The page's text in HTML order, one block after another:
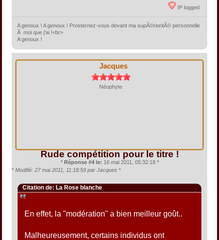
IP logged
A genoux ! A genoux ! Prosternez-vous devant ma supÃ©rioritÃ© personnelle
Ã moi que j'ai !<br>
A genoux !
Jacques
Néophyte
Rude compétition pour le titre !
* Réponse #4 le: 16 mai 2011, 05:32:18 *
* Modifié: 27 mai 2011, 11:18:59 par Jacques *
Citation de: La Rose blanche
En effet, la "modération" a bien meilleur goût..
Malheureusement, certains individus ont